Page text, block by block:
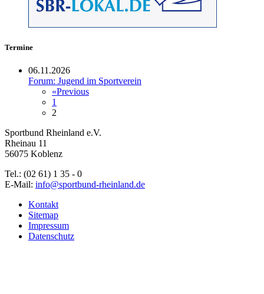
Termine
06.11.2026
Forum: Jugend im Sportverein
«Previous
1
2
Sportbund Rheinland e.V.
Rheinau 11
56075 Koblenz
Tel.: (02 61) 1 35 - 0
E-Mail: info@sportbund-rheinland.de
Kontakt
Sitemap
Impressum
Datenschutz